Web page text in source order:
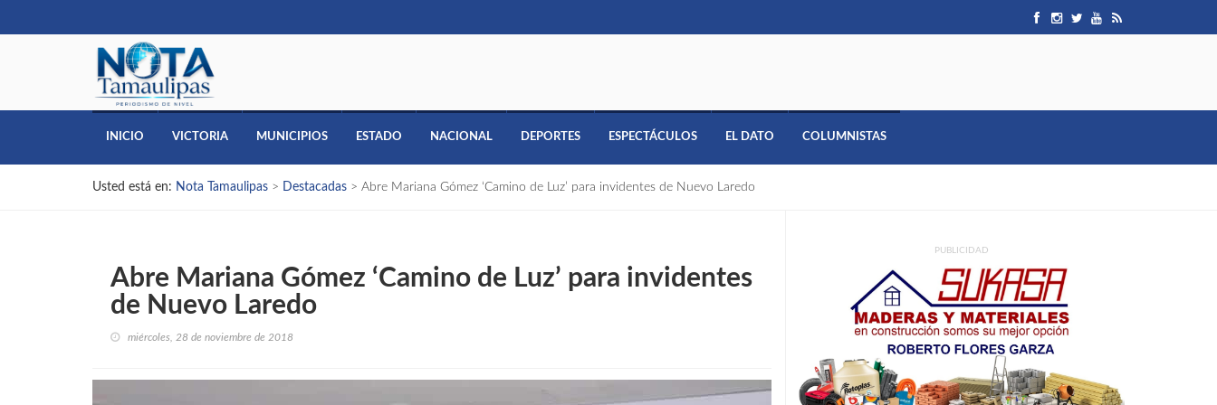
INICIO VICTORIA MUNICIPIOS ESTADO NACIONAL DEPORTES ESPECTÁCULOS EL DATO COLUMNISTAS
Usted está en: Nota Tamaulipas > Destacadas > Abre Mariana Gómez ‘Camino de Luz’ para invidentes de Nuevo Laredo
Abre Mariana Gómez ‘Camino de Luz’ para invidentes
de Nuevo Laredo
miércoles, 28 de noviembre de 2018
PUBLICIDAD